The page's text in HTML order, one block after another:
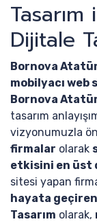
Dijitale
Bornova
mobilyacı web
Bornova
tasarım
vizyonumuzla
firmalar olarak
etkisini en üst
sitesi yapan
hayata
Tasarım olarak,